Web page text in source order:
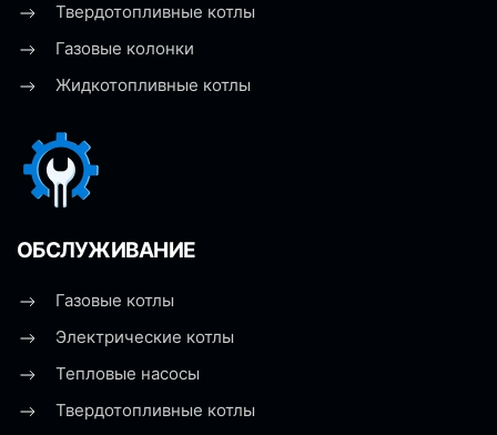
Твердотопливные котлы
Газовые колонки
Жидкотопливные котлы
ОБСЛУЖИВАНИЕ
Газовые котлы
Электрические котлы
Тепловые насосы
Твердотопливные котлы